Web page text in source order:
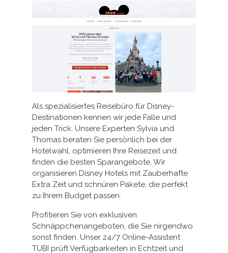
Als spezialisiertes Reisebüro für Disney-
Destinationen kennen wir jede Falle und
jeden Trick. Unsere Experten Sylvia und
Thomas beraten Sie persönlich bei der
Hotelwahl, optimieren Ihre Reisezeit und
finden die besten Sparangebote. Wir
organisieren Disney Hotels mit Zauberhafte
Extra Zeit und schnüren Pakete, die perfekt
zu Ihrem Budget passen.
Profitieren Sie von exklusiven
Schnäppchenangeboten, die Sie nirgendwo
sonst finden. Unser 24/7 Online-Assistent
TUBI prüft Verfügbarkeiten in Echtzeit und